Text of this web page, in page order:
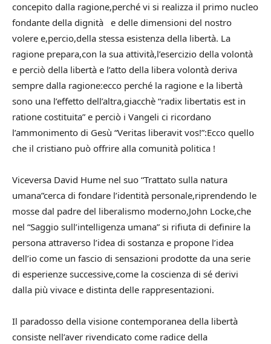
concepito dalla ragione,perché vi si realizza il primo nucleo
fondante della dignità e delle dimensioni del nostro
volere e,percio,della stessa esistenza della libertà. La
ragione prepara,con la sua attività,l’esercizio della volontà
e perciò della libertà e l’atto della libera volontà deriva
sempre dalla ragione:ecco perché la ragione e la libertà
sono una l’effetto dell’altra,giacchè “radix libertatis est in
ratione costituita” e perciò i Vangeli ci ricordano
l’ammonimento di Gesù “Veritas liberavit vos!”:Ecco quello
che il cristiano può offrire alla comunità politica !
Viceversa David Hume nel suo “Trattato sulla natura
umana”cerca di fondare l’identità personale,riprendendo le
mosse dal padre del liberalismo moderno,John Locke,che
nel “Saggio sull’intelligenza umana” si rifiuta di definire la
persona attraverso l’idea di sostanza e propone l’idea
dell’io come un fascio di sensazioni prodotte da una serie
di esperienze successive,come la coscienza di sé derivi
dalla più vivace e distinta delle rappresentazioni.
Il paradosso della visione contemporanea della libertà
consiste nell’aver rivendicato come radice della